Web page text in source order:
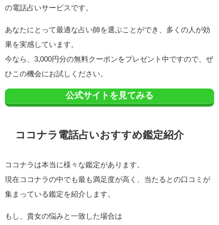
の電話占いサービスです。
あなたにとって最適な占い師を選ぶことができ、多くの人が効
果を実感しています。
今なら、3,000円分の無料クーポンをプレゼント中ですので、ぜ
ひこの機会にお試しください。
公式サイトを見てみる
ココナラ電話占いおすすめ鑑定紹介
ココナラは本当に様々な鑑定があります。
現在ココナラの中でも最も満足度が高く、当たるとの口コミが
集まっている鑑定を紹介します。
もし、貴女の悩みと一致した場合は